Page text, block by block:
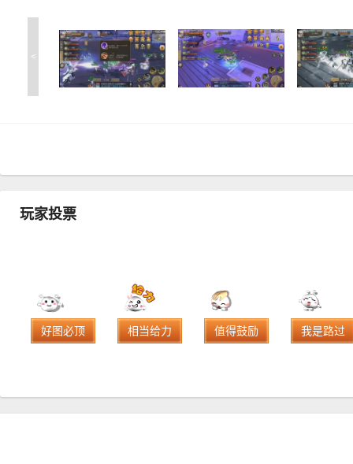
<
玩家投票
好图必顶 相当给力 值得鼓励 我是路过